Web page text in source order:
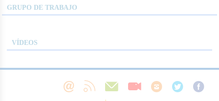
GRUPO DE TRABAJO
VÍDEOS